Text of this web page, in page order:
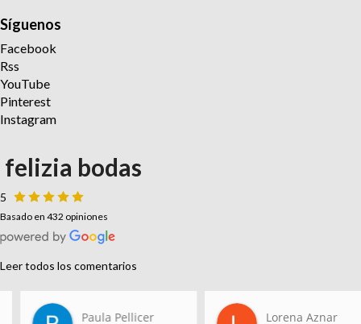
Síguenos
Facebook
Rss
YouTube
Pinterest
Instagram
felizia bodas
5
Basado en 432 opiniones
Leer todos los comentarios
Paula Pellicer Lorena Aznar